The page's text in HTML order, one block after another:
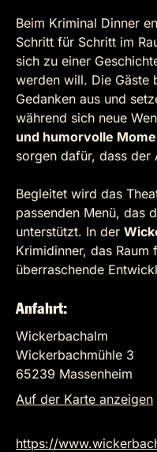
Beim Kriminal Dinner
Schritt für Schritt im
sich zu einer
werden will. Die Gäste
Gedanken aus und
während sich neue
und humorvolle
sorgen dafür, dass der
Begleitet wird das
passenden Menü, das
unterstützt. In der
Krimidinner, das Raum
überraschende
Anfahrt:
Wickerbachalm
Wickerbachmühle 3
65239 Massenheim
Auf der Karte anzeigen
https://